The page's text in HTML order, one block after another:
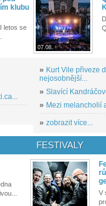
klubu
letos se
07.08.
» Kurt Vile přiveze
nejosobnější...
» Slavící
» Mezi melancholií
» zobrazit více...
FESTIVALY
V